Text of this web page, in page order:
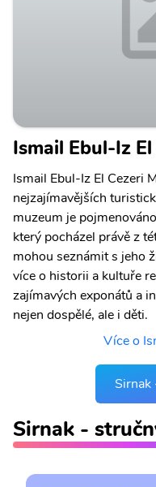
Ismail Ebul-Iz
Ismail Ebul-Iz El Cezeri
nejzajímavějších
muzeum je
který pocházel právě z
mohou seznámit s jeho
více o historii a kultuře
zajímavých exponátů a
nejen dospělé, ale i děti.
Více o
Sirnak
Sirnak -